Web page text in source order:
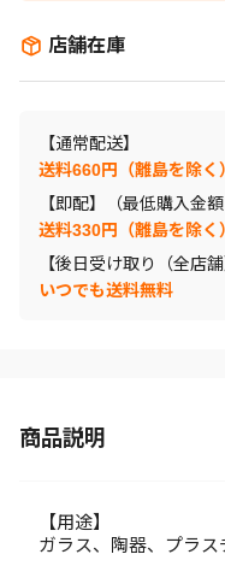
店舗在庫
【通常配送】
送料660円（離島を除
【即配】（最低購入金
送料330円（離島を除
【後日受け取り（全店舗
いつでも送料無料
商品説明
【用途】
ガラス、陶器、プラ